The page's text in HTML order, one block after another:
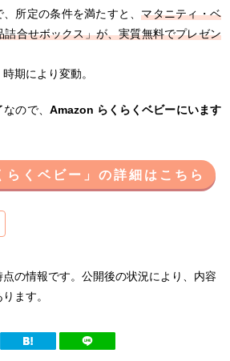
、所定の条件を満たすと、マタニティ・ベ
詰合せボックス」が、実質無料でプレゼン
期により変動。
ので、 Amazon らくらくベビーにいます
くベビー」の詳細はこちら
の情報です。公開後の状況により、内容
ます。